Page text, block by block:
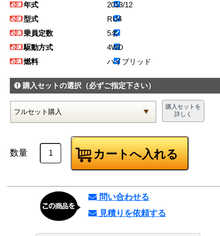
年式
2013/12
型式
RU4
乗員定数
5名
駆動方式
4WD
燃料
ハイブリッド
購入セットの選択 （必ずご指定下さい）
購入セットを
詳しく
数量
問い合わせる
見積りを依頼する